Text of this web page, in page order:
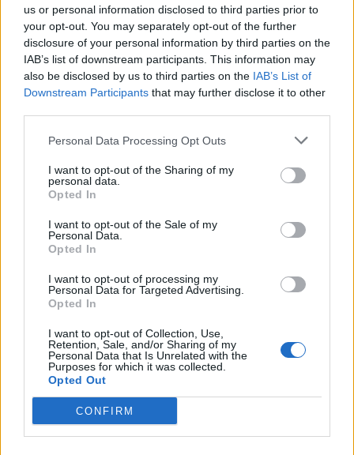
us or personal information disclosed to third parties prior to
your opt-out. You may separately opt-out of the further
disclosure of your personal information by third parties on the
IAB’s list of downstream participants. This information may
also be disclosed by us to third parties on the IAB’s List of
Downstream Participants that may further disclose it to other
Personal Data Processing Opt Outs
I want to opt-out of the Sharing of my
personal data.
Opted In
I want to opt-out of the Sale of my
Personal Data.
Opted In
I want to opt-out of processing my
Personal Data for Targeted Advertising.
Opted In
I want to opt-out of Collection, Use,
Retention, Sale, and/or Sharing of my
Personal Data that Is Unrelated with the
Purposes for which it was collected.
Opted Out
CONFIRM
ПРЕСВРТ И ПРОТЕСТИ ВО
УКРАИНА, Зеленски доби
ултиматум: „Мора да си оди,
крајниот рок е петок!“
СКОКНА МИНИМАЛНИОТ
ИЗНОС ЗА К-15: Еве колку
пари ќе ви легнат на сметка
Израел гради ѕид долг повеќе
Газа на два дела
ги БРАНЕЛА ДЕЦАТА И СВОЕТО
КУЧЕ РАСПАРЧЕНО ОД
НАЈСКАПАТА, ЗА МАРИЈА ОД
ГРЦИЈА - НАЈЕФТИНАТА
ПОРАНЕШНИОТ ТЕХНИЧКИ
ПРЕМИЕР ОЛИВЕР СПАСОВСКИ
(Видео) ШТО ДА ПРАВИ
ГРЦИЈА, кога децата бараат
домашно месо
Дубаи остана без туристи- им